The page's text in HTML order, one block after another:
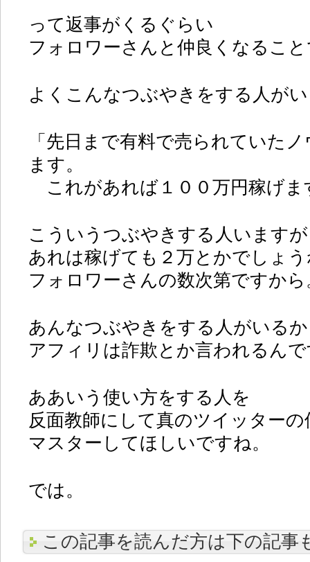
って返事がくるぐらい
フォロワーさんと仲良くなるこ
よくこんなつぶやきをする人が
「先日まで有料で売られていた
ます。
これがあれば１００万円稼げ
こういうつぶやきする人いますが
あれは稼げても２万とかでしょ
フォロワーさんの数次第ですから
あんなつぶやきをする人がいる
アフィリは詐欺とか言われるん
ああいう使い方をする人を
反面教師にして真のツイッターの
マスターしてほしいですね。
では。
この記事を読んだ方は下の記事